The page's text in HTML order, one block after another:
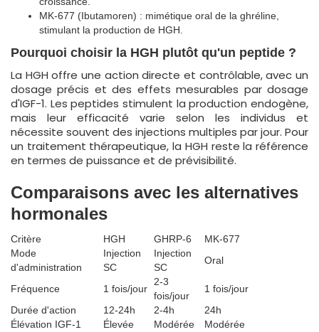
MK-677 (Ibutamoren) : mimétique oral de la ghréline,
stimulant la production de HGH.
Pourquoi choisir la HGH plutôt qu'un peptide ?
La HGH offre une action directe et contrôlable, avec un
dosage précis et des effets mesurables par dosage
d'IGF-1. Les peptides stimulent la production endogène,
mais leur efficacité varie selon les individus et
nécessite souvent des injections multiples par jour. Pour
un traitement thérapeutique, la HGH reste la référence
en termes de puissance et de prévisibilité.
Comparaisons avec les alternatives
hormonales
Critère HGH GHRP-6
MK-677
Mode
d'administration
Injection
SC
Injection
SC
Oral
Fréquence 1 fois/jour
2-3
fois/jour
1 fois/jour
Durée d'action
12-24h 2-4h
24h
Élévation IGF-1
Élevée Modérée
Modérée